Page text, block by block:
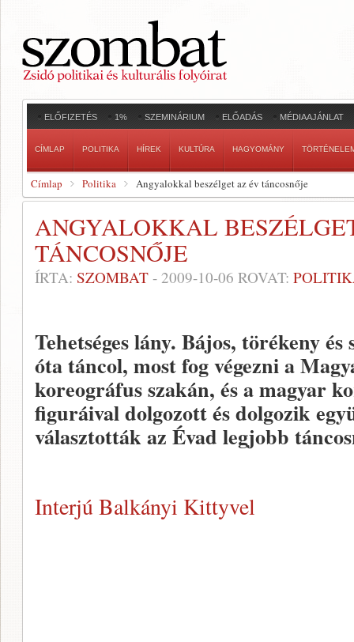
ELŐFIZETÉS 1% SZEMINÁRIUM ELŐADÁS MÉDIAAJÁNLAT
CÍMLAP POLITIKA HÍREK KULTÚRA HAGYOMÁNY
Címlap Politika Angyalokkal beszélget az év táncosnője
ANGYALOKKAL
TÁNCOSNŐJE
ÍRTA: SZOMBAT - 2009-10-06 ROVAT:
Tehetséges lány. Bájos, törékeny
óta táncol, most fog végezni a
koreográfus szakán, és a magyar
figuráival dolgozott és dolgozik
választották az Évad legjobb
Interjú Balkányi Kittyvel